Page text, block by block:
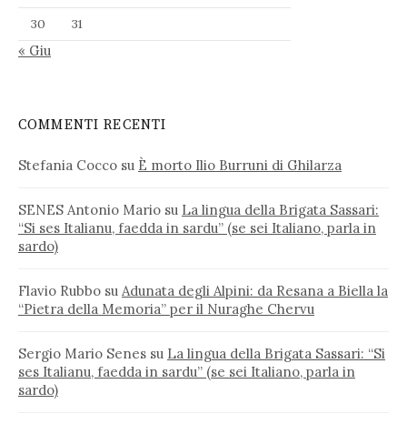
30
31
« Giu
COMMENTI RECENTI
Stefania Cocco su È morto Ilio Burruni di Ghilarza
SENES Antonio Mario su La lingua della Brigata Sassari:
“Si ses Italianu, faedda in sardu” (se sei Italiano, parla in
sardo)
Flavio Rubbo su Adunata degli Alpini: da Resana a Biella la
“Pietra della Memoria” per il Nuraghe Chervu
Sergio Mario Senes su La lingua della Brigata Sassari: “Si
ses Italianu, faedda in sardu” (se sei Italiano, parla in
sardo)